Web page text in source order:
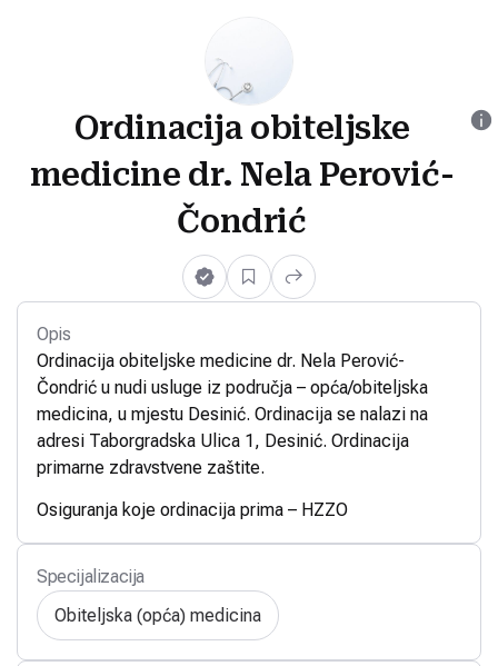
Ordinacija obiteljske
medicine dr. Nela Perović-
Čondrić
Opis
Ordinacija obiteljske medicine dr. Nela Perović-
Čondrić u nudi usluge iz područja – opća/obiteljska
medicina, u mjestu Desinić. Ordinacija se nalazi na
adresi Taborgradska Ulica 1, Desinić. Ordinacija
primarne zdravstvene zaštite.
Osiguranja koje ordinacija prima – HZZO
Specijalizacija
Obiteljska (opća) medicina